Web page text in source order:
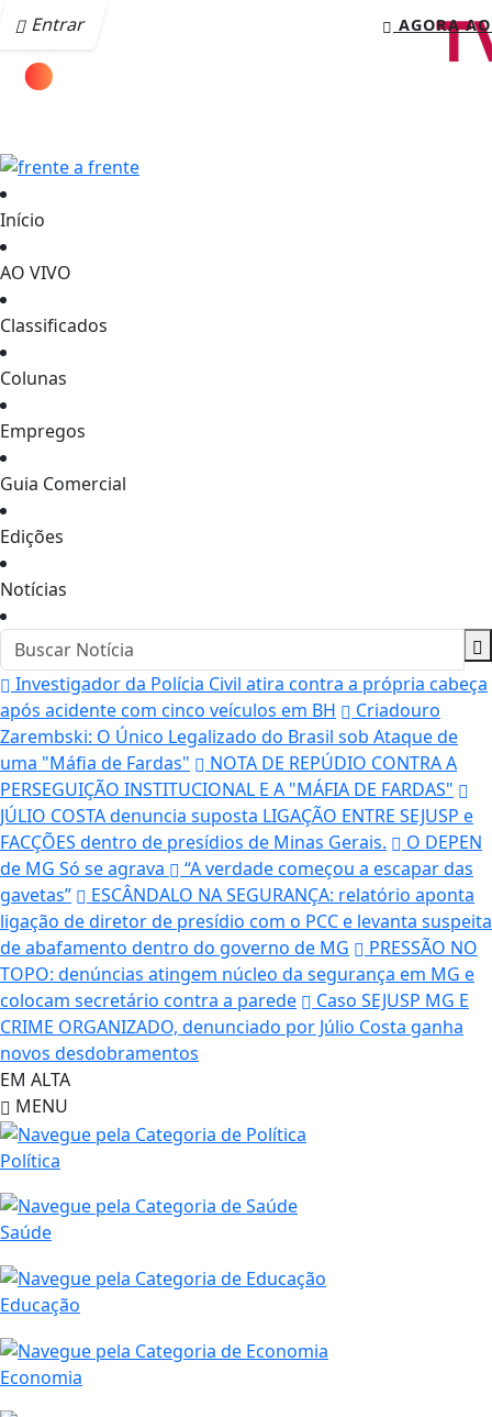
Entrar AGORA
Início
AO VIVO
Classificados
Colunas
Empregos
Guia Comercial
Edições
Notícias
Investigador da Polícia Civil atira contra a própria cabeça
após acidente com cinco veículos em BH
Criadouro
Zarembski: O Único Legalizado do Brasil sob Ataque de
uma "Máfia de Fardas"
NOTA DE REPÚDIO CONTRA A
PERSEGUIÇÃO INSTITUCIONAL E A "MÁFIA DE FARDAS"
JÚLIO COSTA denuncia suposta LIGAÇÃO ENTRE SEJUSP e
FACÇÕES dentro de presídios de Minas Gerais.
O DEPEN
de MG Só se agrava
“A verdade começou a escapar das
gavetas”
ESCÂNDALO NA SEGURANÇA: relatório aponta
ligação de diretor de presídio com o PCC e levanta suspeita
de abafamento dentro do governo de MG
PRESSÃO NO
TOPO: denúncias atingem núcleo da segurança em MG e
colocam secretário contra a parede
Caso SEJUSP MG E
CRIME ORGANIZADO, denunciado por Júlio Costa ganha
novos desdobramentos
EM ALTA
MENU
Política
Saúde
Educação
Economia